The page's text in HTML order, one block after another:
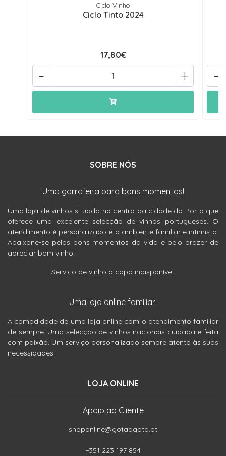
Ciclo Vinho
Ciclo Tinto 2024
17,80€
+
- -
SOBRE NÓS
Uma garrafeira para bons momentos!
Uma loja de vinhos situada no centro da cidade do Porto que
oferece uma excelente selecção de vinhos portugueses. O
atendimento é personalizado e o ambiente familiar e intimista.
Apaixone-se pelos bons momentos da vida e pelo prazer de
apreciar bom vinho!
Serviço de vinho a copo indisponível.
Uma loja online familiar!
A comodidade de uma loja online com o atendimento familiar
de sempre. Uma selecção de vinhos nacionais cuidada e feita
com paixão. Um serviço personalizado sempre atento às suas
necessidades.
LOJA ONLINE
Apoio ao Cliente
shoponline@gotaagota.pt
+351 223 197 854